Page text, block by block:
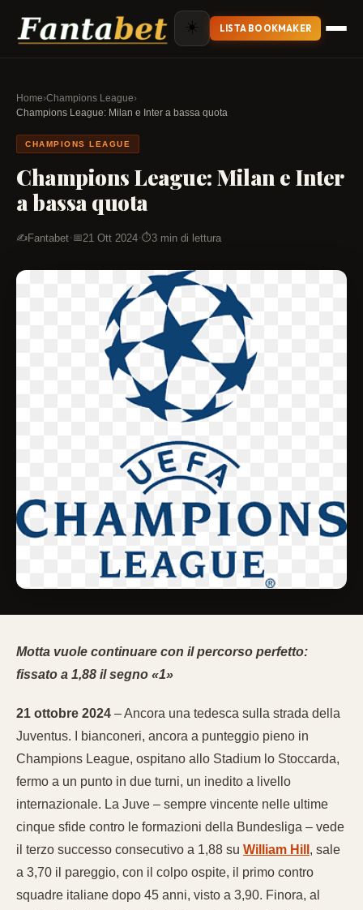
☀️ LISTA BOOKMAKER
Home›Champions League›
Champions League: Milan e Inter a bassa quota
CHAMPIONS LEAGUE
Champions League: Milan e Inter
a bassa quota
✍️Fantabet· 📅21 Ott 2024·⏱️3 min di lettura
Motta vuole continuare con il percorso perfetto:
fissato a 1,88 il segno «1»
21 ottobre 2024 – Ancora una tedesca sulla strada della
Juventus. I bianconeri, ancora a punteggio pieno in
Champions League, ospitano allo Stadium lo Stoccarda,
fermo a un punto in due turni, un inedito a livello
internazionale. La Juve – sempre vincente nelle ultime
cinque sfide contro le formazioni della Bundesliga – vede
il terzo successo consecutivo a 1,88 su William Hill , sale
a 3,70 il pareggio, con il colpo ospite, il primo contro
squadre italiane dopo 45 anni, visto a 3,90. Finora, al